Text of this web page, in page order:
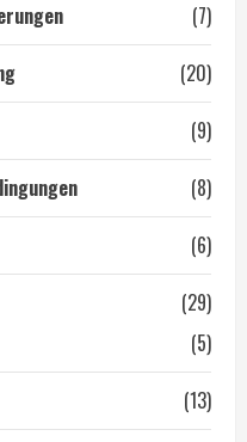
(7)
(20)
(9)
(8)
(6)
(29)
(5)
(13)